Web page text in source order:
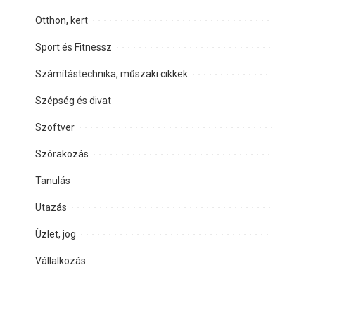
Otthon, kert
Sport és Fitnessz
Számítástechnika, műszaki cikkek
Szépség és divat
Szoftver
Szórakozás
Tanulás
Utazás
Üzlet, jog
Vállalkozás